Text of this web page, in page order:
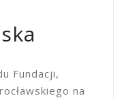
Fundacji,
na